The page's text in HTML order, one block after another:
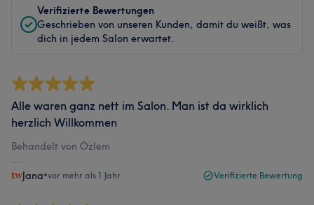
Verifizierte Bewertungen
Geschrieben von unseren Kunden, damit du weißt, was
dich in jedem Salon erwartet.
Alle waren ganz nett im Salon. Man ist da wirklich
herzlich Willkommen
Behandelt von Özlem
Jana•vor mehr als 1 Jahr Verifizierte Bewertung